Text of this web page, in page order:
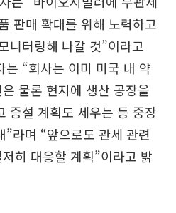
판매 확대를 위해 노력하고
니터링해 나갈 것”이라고
는 “회사는 이미 미국 내 약
물론 현지에 생산 공장을
증설 계획도 세우는 등 중장
라며 “앞으로도 관세 관련
히 대응할 계획”이라고 밝